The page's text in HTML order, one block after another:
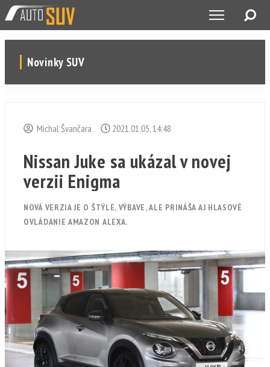
Novinky SUV
Michal Švančara 2021.01.05, 14:48
Nissan Juke sa ukázal v novej
verzii Enigma
NOVÁ VERZIA JE O ŠTÝLE, VÝBAVE, ALE PRINÁŠA AJ HLASOVÉ
OVLÁDANIE AMAZON ALEXA.